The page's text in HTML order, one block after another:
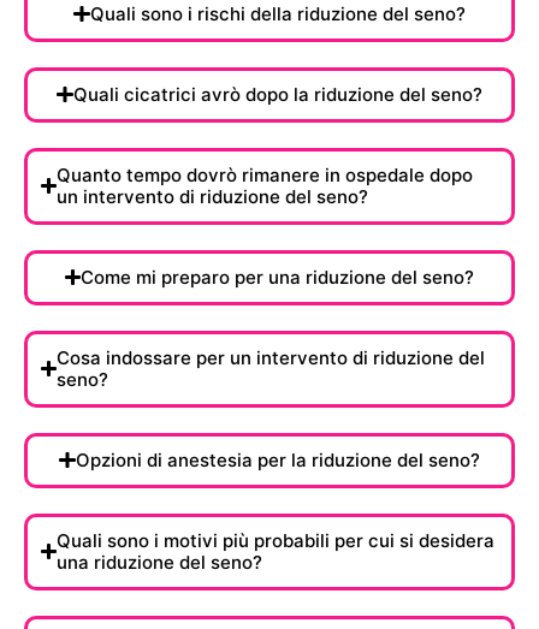
Quali sono i rischi della riduzione del seno?
Quali cicatrici avrò dopo la riduzione del seno?
Quanto tempo dovrò rimanere in ospedale dopo
un intervento di riduzione del seno?
Come mi preparo per una riduzione del seno?
Cosa indossare per un intervento di riduzione del
seno?
Opzioni di anestesia per la riduzione del seno?
Quali sono i motivi più probabili per cui si desidera
una riduzione del seno?